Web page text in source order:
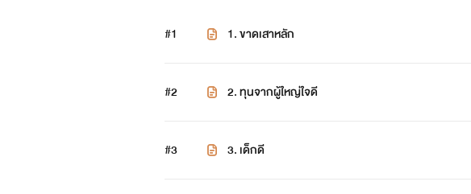
#1 1. ขาดเสาหลัก
#2 2. ทุนจากผู้ใหญ่ใจดี
#3 3. เด็กดี